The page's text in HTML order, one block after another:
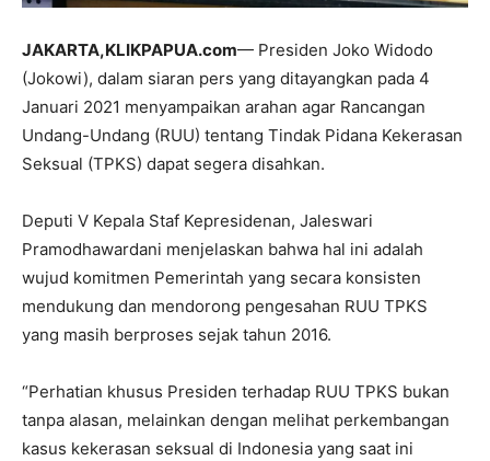
JAKARTA,KLIKPAPUA.com— Presiden Joko Widodo
(Jokowi), dalam siaran pers yang ditayangkan pada 4
Januari 2021 menyampaikan arahan agar Rancangan
Undang-Undang (RUU) tentang Tindak Pidana Kekerasan
Seksual (TPKS) dapat segera disahkan.
Deputi V Kepala Staf Kepresidenan, Jaleswari
Pramodhawardani menjelaskan bahwa hal ini adalah
wujud komitmen Pemerintah yang secara konsisten
mendukung dan mendorong pengesahan RUU TPKS
yang masih berproses sejak tahun 2016.
“Perhatian khusus Presiden terhadap RUU TPKS bukan
tanpa alasan, melainkan dengan melihat perkembangan
kasus kekerasan seksual di Indonesia yang saat ini